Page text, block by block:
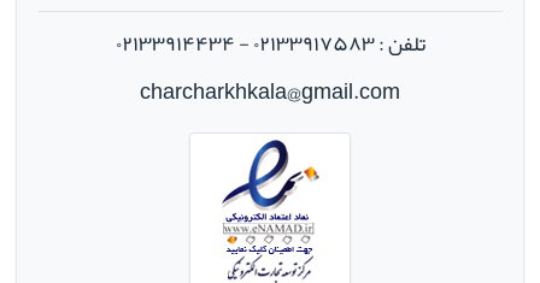
تلفن : ۰۲۱۳۳۹۱۷۵۸۳ - ۰۲۱۳۳۹۱۴۴۳۴
charcharkhkala@gmail.com